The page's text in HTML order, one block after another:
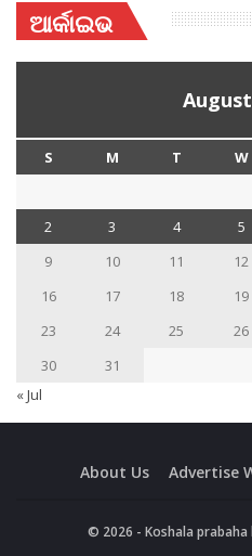
ଆର୍କାଇଭ
S M T W
2
3 4 5
9
10 11 12
16
17 18 19
23
24 25 26
30
31
« Jul
About Us Advertise
© 2026 - Koshala prabaha